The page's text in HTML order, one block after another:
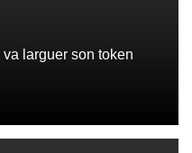
larguer son token